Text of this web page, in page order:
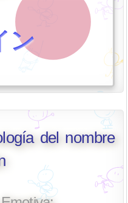
ン
del nombre